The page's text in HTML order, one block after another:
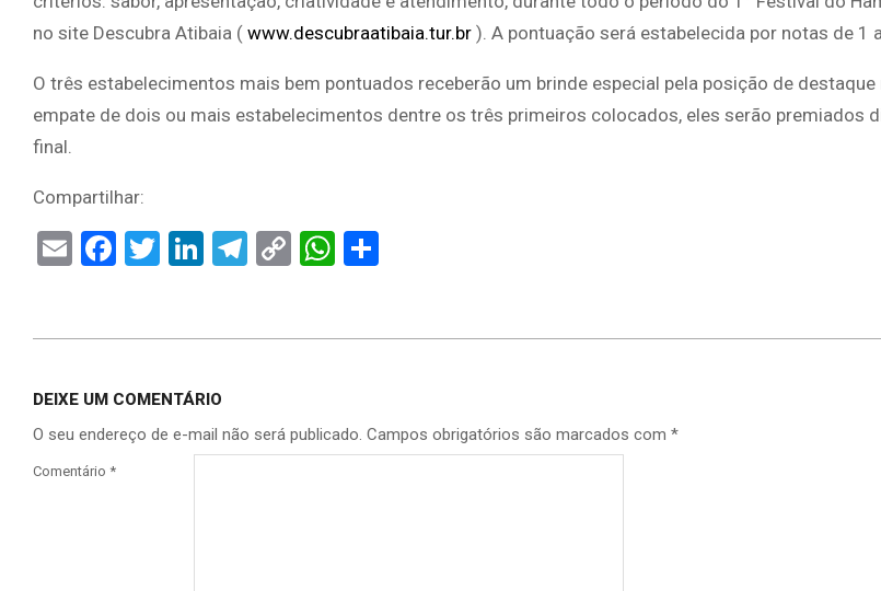
no site Descubra Atibaia ( www.descubraatibaia.tur.br ). A pontuação será estabelecida por notas de 1
O três estabelecimentos mais bem pontuados receberão um brinde especial pela posição de
empate de dois ou mais estabelecimentos dentre os três primeiros colocados, eles serão premiados
final.
Compartilhar:
EmailFacebook
Twitter
LinkedIn
Telegram
CopyWhatsApp
DEIXE UM COMENTÁRIO
O seu endereço de e-mail não será publicado. Campos obrigatórios são marcados com *
Comentário *